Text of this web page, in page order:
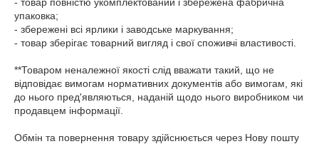
упаковка;
- збережені всі ярлики і заводське маркування;
- товар зберігає товарний вигляд і свої споживчі властивості.
**Товаром неналежної якості слід вважати такий, що не
відповідає вимогам нормативних документів або вимогам, які
до нього пред'являються, наданій щодо нього виробником чи
продавцем інформації.
Обмін та повернення товару здійснюється через Нову пошту